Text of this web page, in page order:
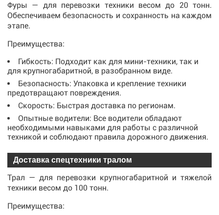
Фуры — для перевозки техники весом до 20 тонн.
Обеспечиваем безопасность и сохранность на каждом
этапе.
Преимущества:
Гибкость: Подходит как для мини-техники, так и
для крупногабаритной, в разобранном виде.
Безопасность: Упаковка и крепление техники
предотвращают повреждения.
Скорость: Быстрая доставка по регионам.
Опытные водители: Все водители обладают
необходимыми навыками для работы с различной
техникой и соблюдают правила дорожного движения.
Доставка спецтехники тралом
Трал — для перевозки крупногабаритной и тяжелой
техники весом до 100 тонн.
Преимущества: